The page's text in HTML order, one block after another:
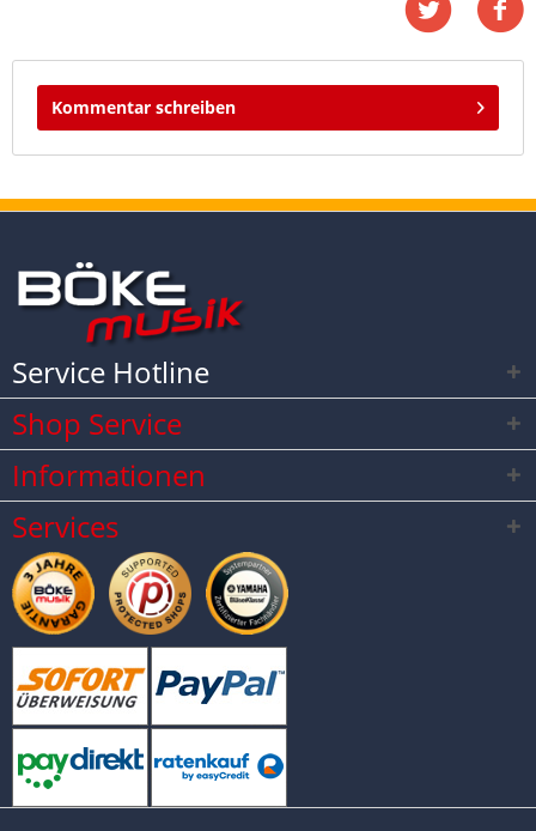
Kommentar schreiben
Service Hotline
Shop Service
Informationen
Services